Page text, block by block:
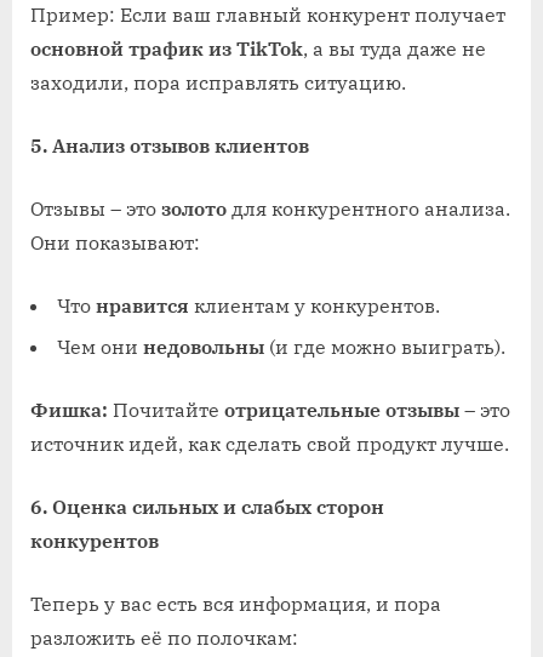
Пример: Если ваш главный конкурент получает
основной трафик из TikTok, а вы туда даже не
заходили, пора исправлять ситуацию.
5. Анализ отзывов клиентов
Отзывы – это золото для конкурентного анализа.
Они показывают:
Что нравится клиентам у конкурентов.
Чем они недовольны (и где можно выиграть).
Фишка: Почитайте отрицательные отзывы – это
источник идей, как сделать свой продукт лучше.
6. Оценка сильных и слабых сторон
конкурентов
Теперь у вас есть вся информация, и пора
разложить её по полочкам: